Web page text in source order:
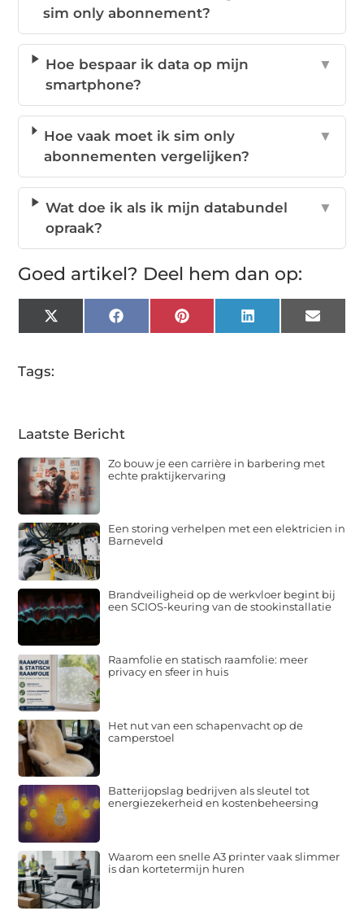
sim only abonnement?
Hoe bespaar ik data op mijn
smartphone?
▼
Hoe vaak moet ik sim only
abonnementen vergelijken?
▼
Wat doe ik als ik mijn databundel
opraak?
▼
Goed artikel? Deel hem dan op:
X
(Twitter)
FacebookPinterestLinkedInEmail
Tags:
Laatste Bericht
Zo bouw je een carrière in barbering met
echte praktijkervaring
Een storing verhelpen met een elektricien in
Barneveld
Brandveiligheid op de werkvloer begint bij
een SCIOS-keuring van de stookinstallatie
Raamfolie en statisch raamfolie: meer
privacy en sfeer in huis
Het nut van een schapenvacht op de
camperstoel
Batterijopslag bedrijven als sleutel tot
energiezekerheid en kostenbeheersing
Waarom een snelle A3 printer vaak slimmer
is dan kortetermijn huren